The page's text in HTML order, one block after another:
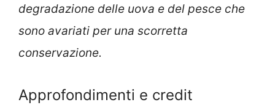
degradazione delle uova e del pesce che
sono avariati per una scorretta
conservazione.
Approfondimenti e credit